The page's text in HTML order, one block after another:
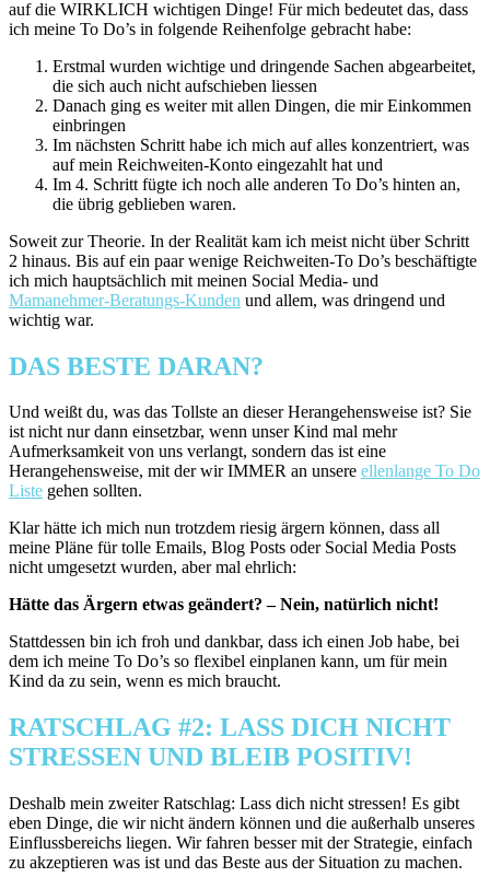
auf die WIRKLICH wichtigen Dinge! Für mich bedeutet das, dass
ich meine To Do’s in folgende Reihenfolge gebracht habe:
Erstmal wurden wichtige und dringende Sachen abgearbeitet,
die sich auch nicht aufschieben liessen
Danach ging es weiter mit allen Dingen, die mir Einkommen
einbringen
Im nächsten Schritt habe ich mich auf alles konzentriert, was
auf mein Reichweiten-Konto eingezahlt hat und
Im 4. Schritt fügte ich noch alle anderen To Do’s hinten an,
die übrig geblieben waren.
Soweit zur Theorie. In der Realität kam ich meist nicht über Schritt
2 hinaus. Bis auf ein paar wenige Reichweiten-To Do’s beschäftigte
ich mich hauptsächlich mit meinen Social Media- und
Mamanehmer-Beratungs-Kunden und allem, was dringend und
wichtig war.
DAS BESTE DARAN?
Und weißt du, was das Tollste an dieser Herangehensweise ist? Sie
ist nicht nur dann einsetzbar, wenn unser Kind mal mehr
Aufmerksamkeit von uns verlangt, sondern das ist eine
Herangehensweise, mit der wir IMMER an unsere ellenlange To Do
Liste gehen sollten.
Klar hätte ich mich nun trotzdem riesig ärgern können, dass all
meine Pläne für tolle Emails, Blog Posts oder Social Media Posts
nicht umgesetzt wurden, aber mal ehrlich:
Hätte das Ärgern etwas geändert? – Nein, natürlich nicht!
Stattdessen bin ich froh und dankbar, dass ich einen Job habe, bei
dem ich meine To Do’s so flexibel einplanen kann, um für mein
Kind da zu sein, wenn es mich braucht.
RATSCHLAG #2: LASS DICH NICHT
STRESSEN UND BLEIB POSITIV!
Deshalb mein zweiter Ratschlag: Lass dich nicht stressen! Es gibt
eben Dinge, die wir nicht ändern können und die außerhalb unseres
Einflussbereichs liegen. Wir fahren besser mit der Strategie, einfach
zu akzeptieren was ist und das Beste aus der Situation zu machen.